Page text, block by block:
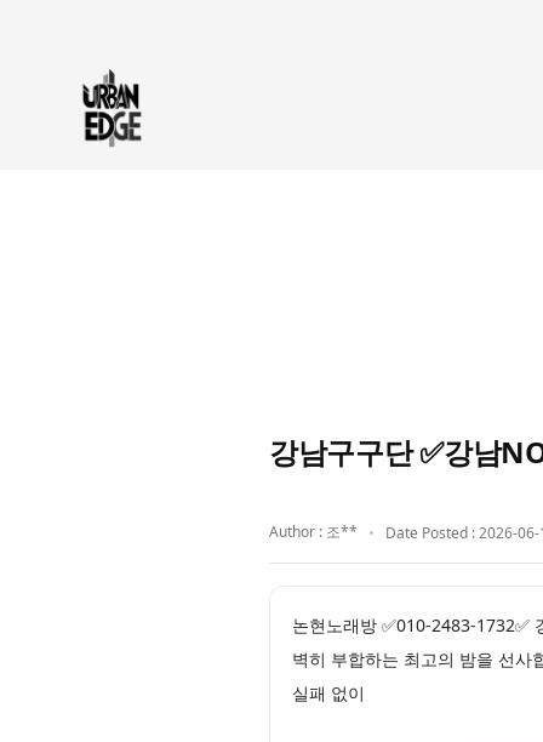
강남구구단 ✅강남
Author : 조** Date Posted : 2026-
논현노래방 ✅010-2483-1732✅
벽히 부합하는 최고의 밤을 선사
실패 없이